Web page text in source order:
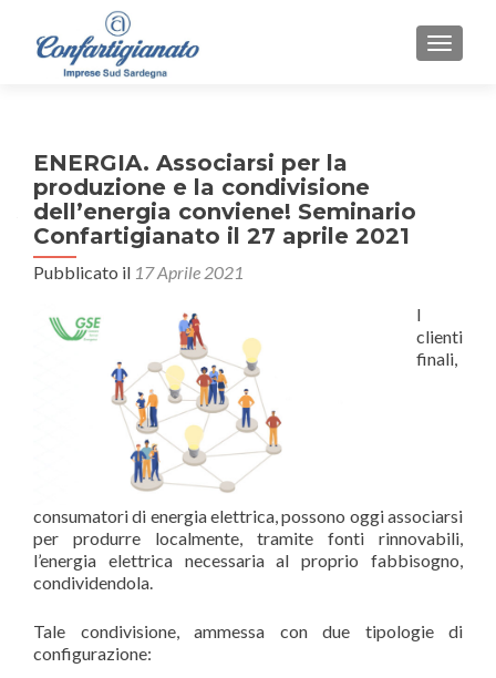
ENERGIA. Associarsi per la
produzione e la condivisione
dell’energia conviene! Seminario
Confartigianato il 27 aprile 2021
Pubblicato il 17 Aprile 2021
I
clienti
finali,
consumatori di energia elettrica, possono oggi associarsi
per produrre localmente, tramite fonti rinnovabili,
l’energia elettrica necessaria al proprio fabbisogno,
condividendola.
Tale condivisione, ammessa con due tipologie di
configurazione: